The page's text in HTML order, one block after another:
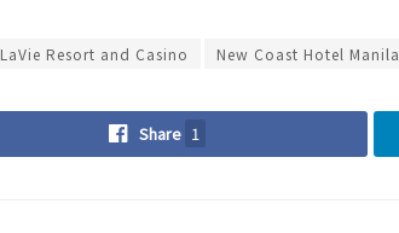
LaVie Resort and Casino New Coast Hotel Manila
Share 1